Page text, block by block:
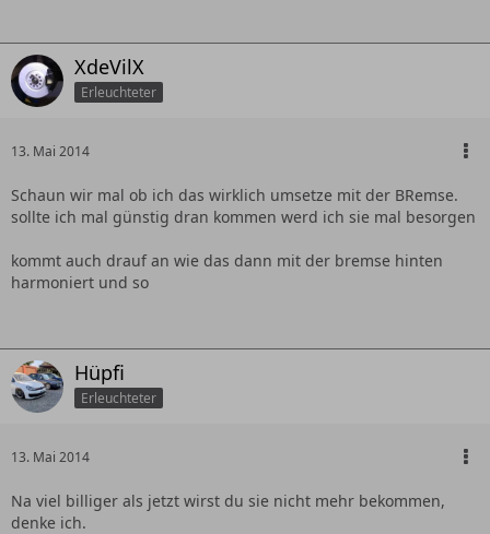
XdeVilX
Erleuchteter
13. Mai 2014
Schaun wir mal ob ich das wirklich umsetze mit der BRemse.
sollte ich mal günstig dran kommen werd ich sie mal besorgen
kommt auch drauf an wie das dann mit der bremse hinten
harmoniert und so
Hüpfi
Erleuchteter
13. Mai 2014
Na viel billiger als jetzt wirst du sie nicht mehr bekommen,
denke ich.